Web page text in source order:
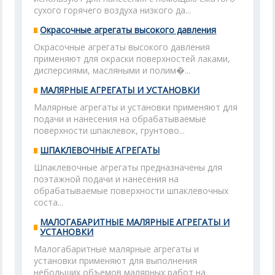
сухого горячего воздуха низкого да...
Окрасочные агрегаты высокого давления
Окрасочные агрегаты высокого давления
применяют для окраски поверхностей лаками,
дисперсиями, масляными и полим�...
МАЛЯРНЫЕ АГРЕГАТЫ И УСТАНОВКИ
Малярные агрегаты и установки применяют для
подачи и нанесения на обрабатываемые
поверхности шпаклевок, грунтово...
ШПАКЛЕВОЧНЫЕ АГРЕГАТЫ
Шпаклевочные агрегаты предназначены для
поэтажной подачи и нанесения на
обрабатываемые поверхности шпаклевочных
соста...
МАЛОГАБАРИТНЫЕ МАЛЯРНЫЕ АГРЕГАТЫ И
УСТАНОВКИ
Малогабаритные малярные агрегаты и
установки применяют для выполнения
небольших объемов малярных работ на